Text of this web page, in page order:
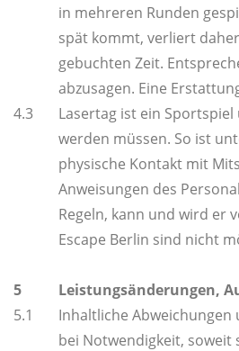
in mehreren Runden
spät kommt, verliert
gebuchten Zeit.
abzusagen. Eine
4.3
Lasertag ist ein
werden müssen. So ist
physische Kontakt mit
Anweisungen des
Regeln, kann und wird er
Escape Berlin sind nicht
5
Leistungsänderungen,
5.1
Inhaltliche
bei Notwendigkeit,